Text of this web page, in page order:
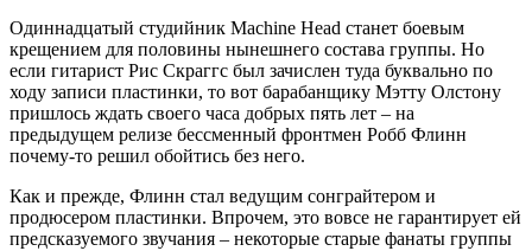
Одиннадцатый студийник Machine Head станет боевым
крещением для половины нынешнего состава группы. Но
если гитарист Рис Скраггс был зачислен туда буквально по
ходу записи пластинки, то вот барабанщику Мэтту Олстону
пришлось ждать своего часа добрых пять лет – на
предыдущем релизе бессменный фронтмен Робб Флинн
почему-то решил обойтись без него.
Как и прежде, Флинн стал ведущим сонграйтером и
продюсером пластинки. Впрочем, это вовсе не гарантирует ей
предсказуемого звучания – некоторые старые фанаты группы